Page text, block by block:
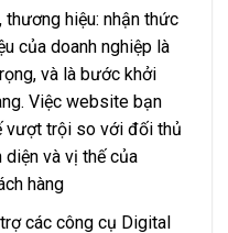
hiệu: nhận thức
của doanh nghiệp là
và là bước khởi
Việc website bạn
vượt trội so với đối thủ
và vị thế của
hàng
các công cụ Digital